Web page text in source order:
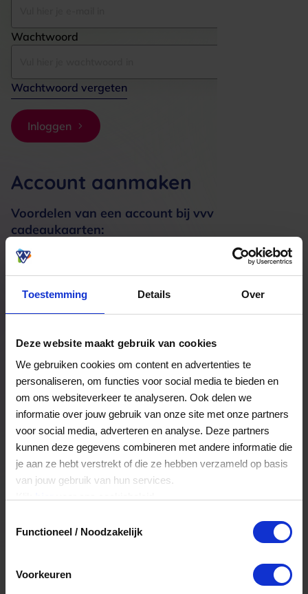
Toestemming Details Over
Deze website maakt gebruik van cookies
We gebruiken cookies om content en advertenties te
personaliseren, om functies voor social media te bieden en
om ons websiteverkeer te analyseren. Ook delen we
informatie over jouw gebruik van onze site met onze partners
voor social media, adverteren en analyse. Deze partners
kunnen deze gegevens combineren met andere informatie die
je aan ze hebt verstrekt of die ze hebben verzameld op basis
van jouw gebruik van hun services.
Functioneel / Noodzakelijk
Voorkeuren
Wachtwoord
Wachtwoord vergeten
Inloggen
Account aanmaken
Voordelen van een account bij vvv
cadeaukaarten:
Meerdere adressen registreren
Een bestelling volgen
Nog veel meer...
Maak account aan